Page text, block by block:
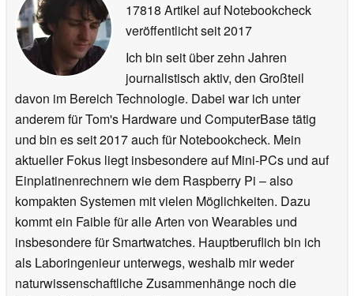
17818 Artikel auf Notebookcheck
veröffentlichtseit 2017
Ich bin seit über zehn Jahren
journalistisch aktiv, den Großteil
davon im Bereich Technologie. Dabei war ich unter
anderem für Tom's Hardware und ComputerBase tätig
und bin es seit 2017 auch für Notebookcheck. Mein
aktueller Fokus liegt insbesondere auf Mini-PCs und auf
Einplatinenrechnern wie dem Raspberry Pi – also
kompakten Systemen mit vielen Möglichkeiten. Dazu
kommt ein Faible für alle Arten von Wearables und
insbesondere für Smartwatches. Hauptberuflich bin ich
als Laboringenieur unterwegs, weshalb mir weder
naturwissenschaftliche Zusammenhänge noch die